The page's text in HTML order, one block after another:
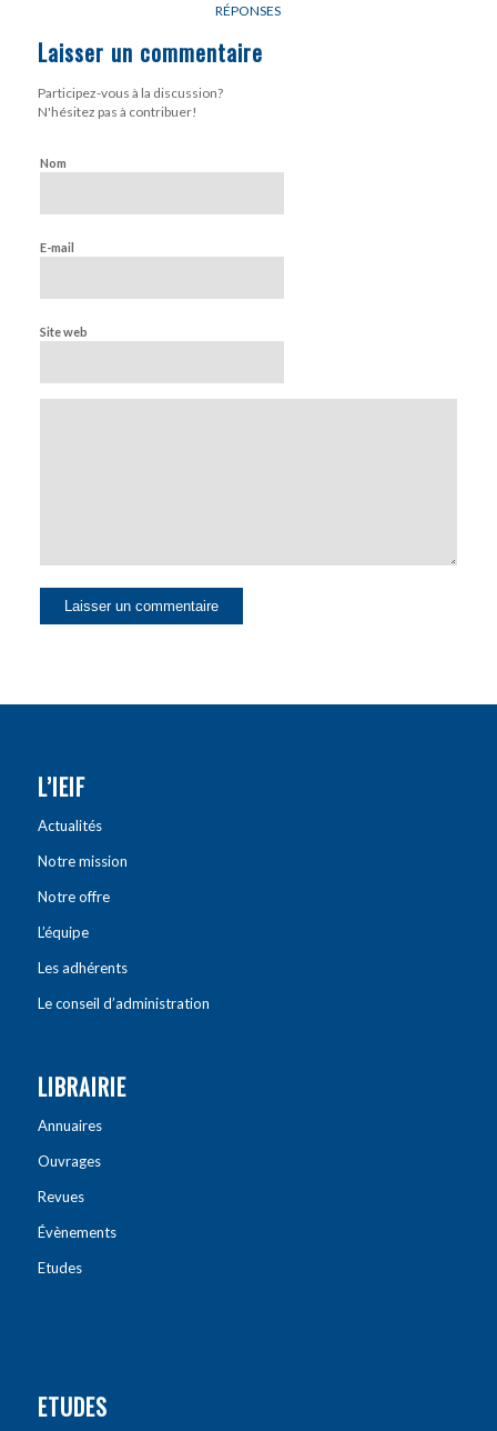
RÉPONSES
Laisser un commentaire
Participez-vous à la discussion?
N'hésitez pas à contribuer!
Nom
E-mail
Site web
L’IEIF
Actualités
Notre mission
Notre offre
L’équipe
Les adhérents
Le conseil d’administration
LIBRAIRIE
Annuaires
Ouvrages
Revues
Évènements
Etudes
ETUDES